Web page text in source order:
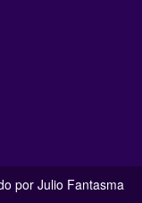
por Julio Fantasma